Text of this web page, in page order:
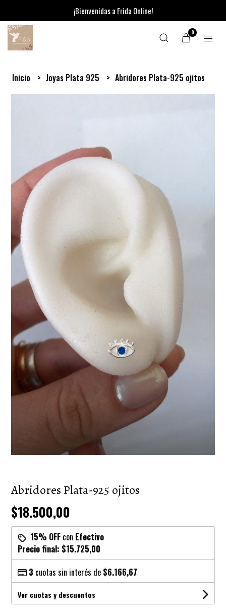
¡Bienvenidas a Frida Online!
0
Inicio Joyas Plata 925 Abridores Plata-925 ojitos
Abridores Plata-925 ojitos
$18.500,00
15% OFF con Efectivo
Precio final: $15.725,00
3 cuotas sin interés de $6.166,67
Ver cuotas y descuentos